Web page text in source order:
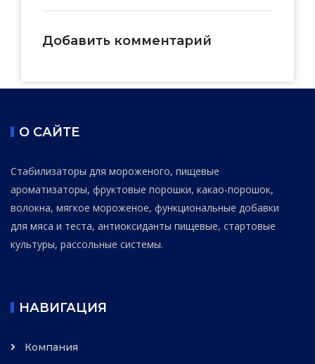
Добавить комментарий
О САЙТЕ
Стабилизаторы для мороженого, пищевые
ароматизаторы, фруктовые порошки, какао-порошок,
волокна, мягкое мороженое, функциональные добавки
для мяса и теста, антиоксиданты пищевые, стартовые
культуры, рассольные системы.
НАВИГАЦИЯ
Компания